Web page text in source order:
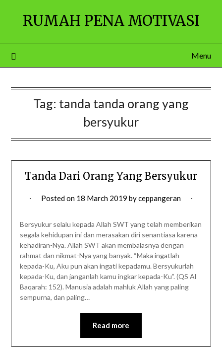
RUMAH PENA MOTIVASI
Menu
Tag: tanda tanda orang yang
bersyukur
Tanda Dari Orang Yang Bersyukur
Posted on 18 March 2019 byceppangeran
Bersyukur selalu kepada Allah SWT yang telah memberikan
segala kehidupan ini dan merasakan diri senantiasa karena
kehadiran-Nya. Allah SWT akan membalasnya dengan
rahmat dan nikmat-Nya yang banyak. “Maka ingatlah
kepada-Ku, Aku pun akan ingati kepadamu. Bersyukurlah
kepada-Ku, dan janganlah kamu ingkar kepada-Ku”. (QS Al
Baqarah: 152). Manusia adalah mahluk Allah yang paling
sempurna, dan paling…
Read more